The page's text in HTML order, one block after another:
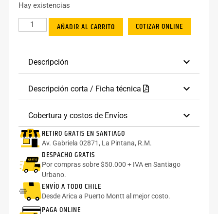
Hay existencias
AÑADIR AL CARRITO COTIZAR ONLINE
Descripción
Descripción corta / Ficha técnica
Cobertura y costos de Envíos
RETIRO GRATIS EN SANTIAGO
Av. Gabriela 02871, La Pintana, R.M.
DESPACHO GRATIS
Por compras sobre $50.000 + IVA en Santiago
Urbano.
ENVÍO A TODO CHILE
Desde Arica a Puerto Montt al mejor costo.
PAGA ONLINE